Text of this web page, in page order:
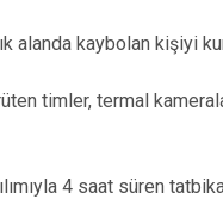
alanda kaybolan kişiyi
timler, termal
4 saat süren